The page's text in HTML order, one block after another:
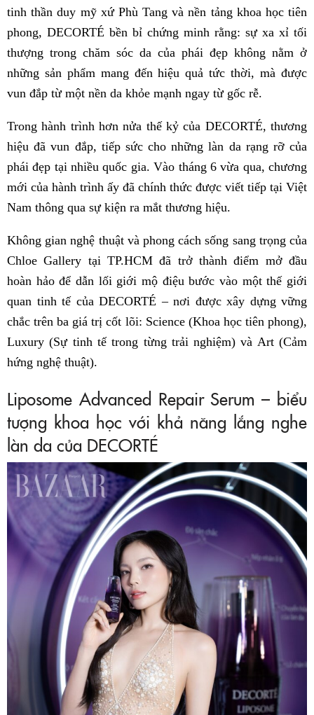
tinh thần duy mỹ xứ Phù Tang và nền tảng khoa học tiên
phong, DECORTÉ bền bỉ chứng minh rằng: sự xa xỉ tối
thượng trong chăm sóc da của phái đẹp không nằm ở
những sản phẩm mang đến hiệu quả tức thời, mà được
vun đắp từ một nền da khỏe mạnh ngay từ gốc rễ.
Trong hành trình hơn nửa thế kỷ của DECORTÉ, thương
hiệu đã vun đắp, tiếp sức cho những làn da rạng rỡ của
phái đẹp tại nhiều quốc gia. Vào tháng 6 vừa qua, chương
mới của hành trình ấy đã chính thức được viết tiếp tại Việt
Nam thông qua sự kiện ra mắt thương hiệu.
Không gian nghệ thuật và phong cách sống sang trọng của
Chloe Gallery tại TP.HCM đã trở thành điểm mở đầu
hoàn hảo để dẫn lối giới mộ điệu bước vào một thế giới
quan tinh tế của DECORTÉ – nơi được xây dựng vững
chắc trên ba giá trị cốt lõi: Science (Khoa học tiên phong),
Luxury (Sự tinh tế trong từng trải nghiệm) và Art (Cảm
hứng nghệ thuật).
Liposome Advanced Repair Serum – biểu
tượng khoa học với khả năng lắng nghe
làn da của DECORTÉ